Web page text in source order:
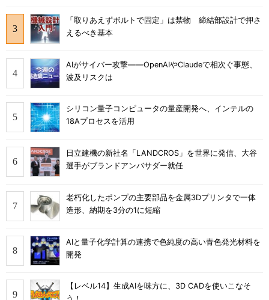
「取りあえずボルトで固定」は禁物 締結部設計で押さ
えるべき基本
AIがサイバー攻撃――OpenAIやClaudeで相次ぐ事態、
波及リスクは
シリコン量子コンピュータの量産開発へ、インテルの
18Aプロセスを活用
日立建機の新社名「LANDCROS」を世界に発信、大谷
選手がブランドアンバサダー就任
老朽化したポンプの主要部品を金属3Dプリンタで一体
造形、納期を3分の1に短縮
AIと量子化学計算の連携で色純度の高い青色発光材料を
開発
【レベル14】生成AIを味方に、3D CADを使いこなそ